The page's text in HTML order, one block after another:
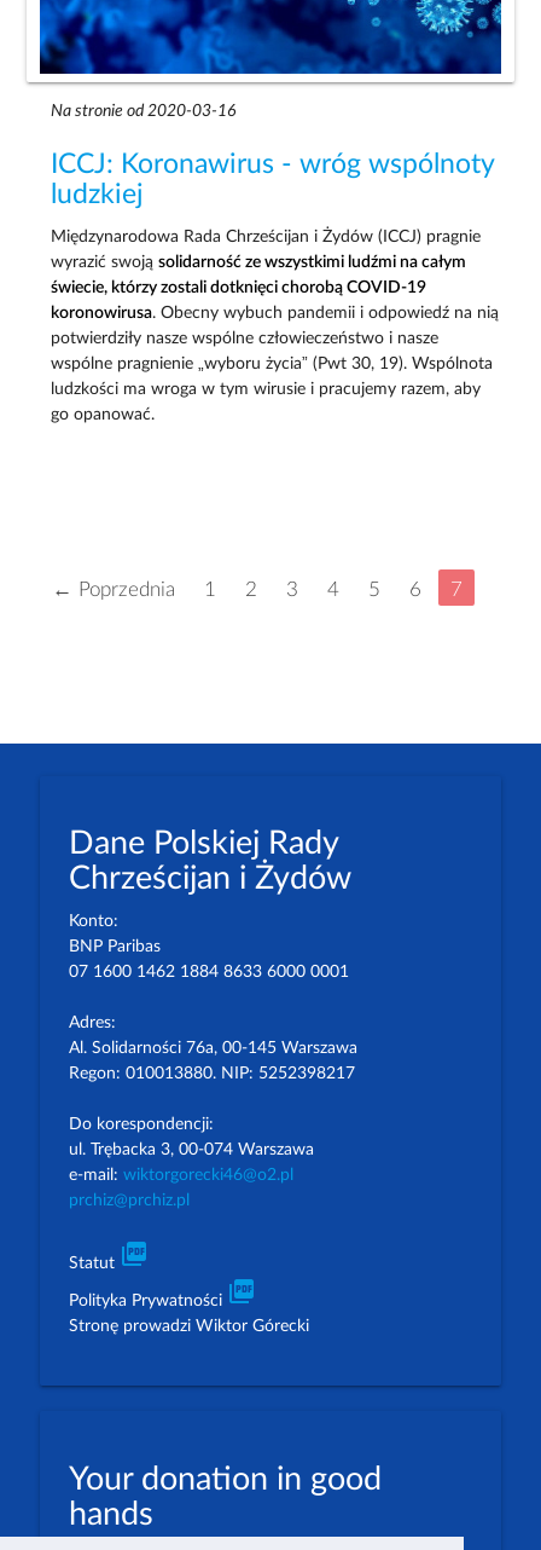
Na stronie od 2020-03-16
ICCJ: Koronawirus - wróg wspólnoty
ludzkiej
Międzynarodowa Rada Chrześcijan i Żydów (ICCJ) pragnie
wyrazić swojąsolidarność ze wszystkimi ludźmi na całym
świecie, którzy zostali dotknięci chorobą COVID-19
koronowirusa. Obecny wybuch pandemii i odpowiedź na nią
potwierdziły nasze wspólne człowieczeństwo i nasze
wspólne pragnienie „wyboru życia” (Pwt 30, 19). Wspólnota
ludzkości ma wroga w tym wirusie i pracujemy razem, aby
go opanować.
← Poprzednia 1 2 3 4 5 6 7
Dane Polskiej Rady
Chrześcijan i Żydów
Konto:
BNP Paribas
07 1600 1462 1884 8633 6000 0001
Adres:
Al. Solidarności 76a, 00-145 Warszawa
Regon: 010013880. NIP: 5252398217
Do korespondencji:
ul. Trębacka 3, 00-074 Warszawa
e-mail: wiktorgorecki46@o2.pl
prchiz@prchiz.pl
Statut picture_as_pdf
Polityka Prywatności picture_as_pdf
Stronę prowadzi Wiktor Górecki
Your donation in good
hands